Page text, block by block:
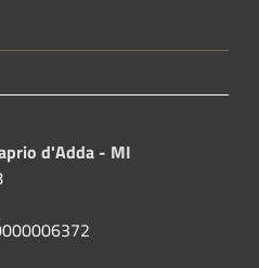
d'Adda - MI